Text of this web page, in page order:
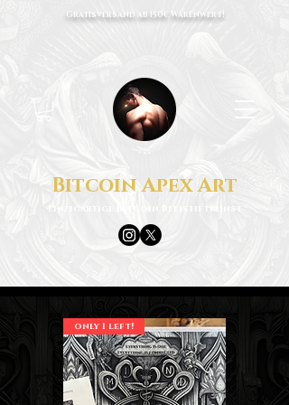
Bitcoin Apex Art
Gratisversand ab 150€ Warenwert!
only 1 left!